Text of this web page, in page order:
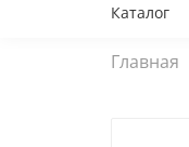
Каталог
Главная